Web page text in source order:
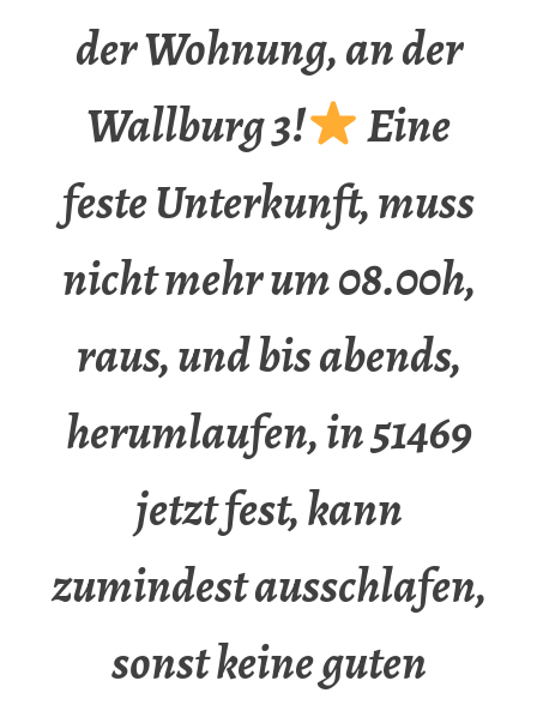
der Wohnung, an der
Wallburg 3!
Eine
feste Unterkunft, muss
nicht mehr um 08.00h,
raus, und bis abends,
herumlaufen, in 51469
jetzt fest, kann
zumindest ausschlafen,
sonst keine guten